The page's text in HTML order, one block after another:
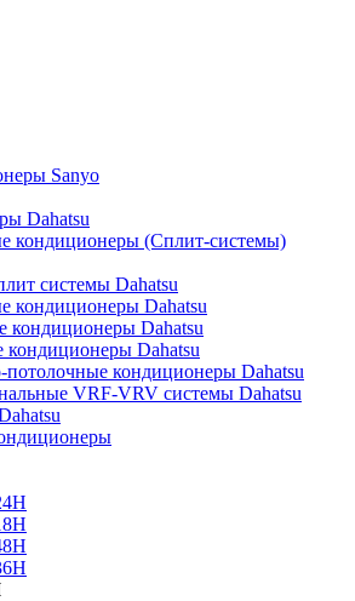
Sanyo
Dahatsu
кондиционеры (Сплит-системы)
системы Dahatsu
кондиционеры Dahatsu
кондиционеры Dahatsu
Dahatsu
кондиционеры Dahatsu
VRF-VRV системы Dahatsu